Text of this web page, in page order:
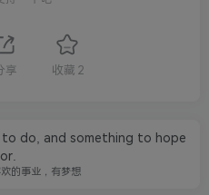
享 收藏 2
do, and something to hope
的事业，有梦想